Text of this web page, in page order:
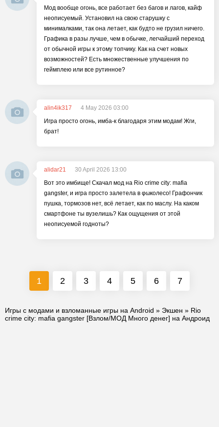
Мод вообще огонь, все работает без багов и лагов, кайф
неописуемый. Установил на свою старушку с
минималками, так она летает, как будто не грузил ничего.
Графика в разы лучше, чем в обычке, легчайший переход
от обычной игры к этому топчику. Как на счет новых
возможностей? Есть множественные улучшения по
геймплею или все рутинное?
alin4ik317
4 May 2026 03:00
Игра просто огонь, имба-к благодаря этим модам! Жги,
брат!
alidar21
30 April 2026 13:00
Вот это имбище! Скачал мод на Rio crime city: mafia
gangster, и игра просто залетела в φωколесо! Графончик
пушка, тормозов нет, всё летает, как по маслу. На каком
смартфоне ты вузелишь? Как ощущения от этой
неописуемой годноты?
1 2 3 4 5 6 7
Игры с модами и взломанные игры на Android » Экшен » Rio
crime city: mafia gangster [Взлом/МОД Много денег] на Андроид